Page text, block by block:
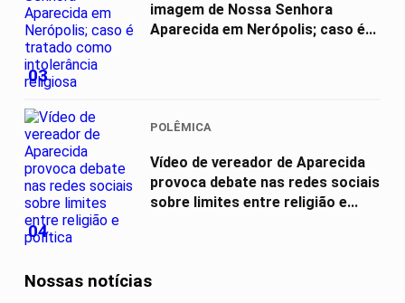
03
imagem de Nossa Senhora
Aparecida em Nerópolis; caso é...
04
POLÊMICA
Vídeo de vereador de Aparecida
provoca debate nas redes sociais
sobre limites entre religião e...
Nossas notícias